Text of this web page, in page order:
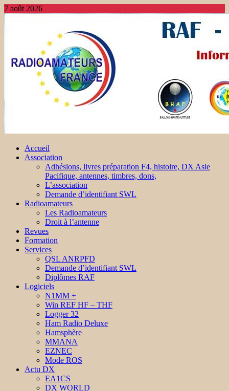
7 août 2026
Accueil
Association
Adhésions, livres préparation F4, histoire, DX Asie
Pacifique, antennes, timbres, dons,
L’association
Demande d’identifiant SWL
Radioamateurs
Les Radioamateurs
Droit à l’antenne
Revues
Formation
Services
QSL ANRPFD
Demande d’identifiant SWL
Diplômes RAF
Logiciels
N1MM +
Win REF HF – THF
Logger 32
Ham Radio Deluxe
Hamsphère
MMANA
EZNEC
Mode ROS
Actu DX
EA1CS
DX WORLD